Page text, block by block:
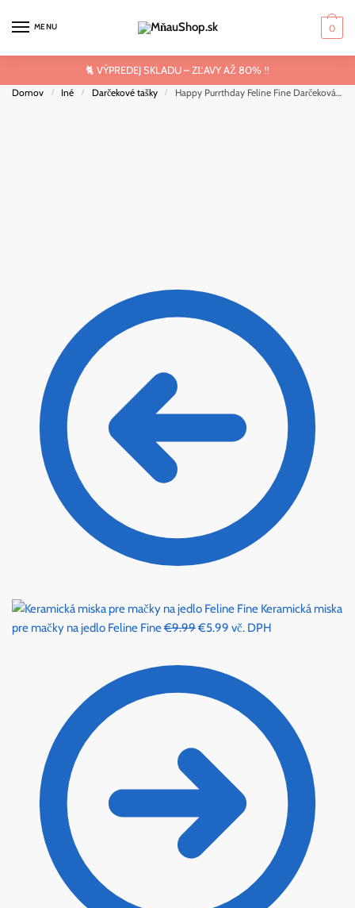
MENU 0
🐈 VÝPREDEJ SKLADU – ZĽAVY AŽ 80% ‼️
Domov / Iné / Darčekové tašky / Happy Purrthday Feline Fine Darčeková taška s mačkou – veľká
Keramická miska
pre mačky na jedlo Feline Fine€9.99Original
was:
€5.99 Current
€5.99.
vč. DPH